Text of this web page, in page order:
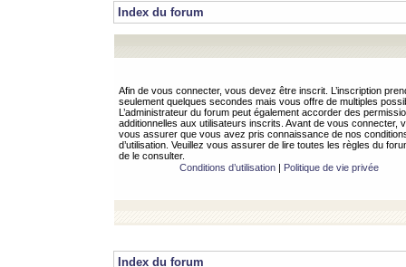
Index du forum
Afin de vous connecter, vous devez être inscrit. L’inscription
seulement quelques secondes mais vous offre de multiples
L’administrateur du forum peut également accorder des
additionnelles aux utilisateurs inscrits. Avant de vous connecter,
vous assurer que vous avez pris connaissance de nos
d’utilisation. Veuillez vous assurer de lire toutes les règles du
de le consulter.
Conditions d’utilisation| Politique de vie privée
Index du forum